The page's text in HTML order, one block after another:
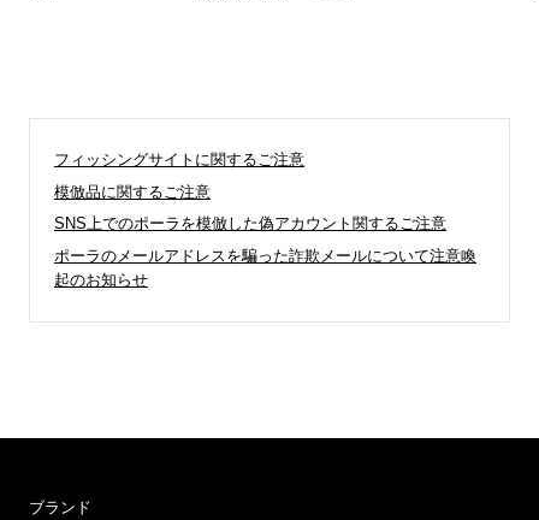
フィッシングサイトに関するご注意
模倣品に関するご注意
SNS上でのポーラを模倣した偽アカウント関するご注意
ポーラのメールアドレスを騙った詐欺メールについて注意喚
起のお知らせ
ブランド